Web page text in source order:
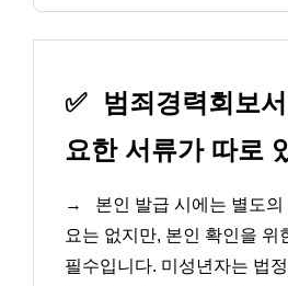
✅
범죄경력회보
요한 서류가 따로
→
본인 발급 시에는 별도
요는 없지만, 본인 확인을 위
필수입니다. 미성년자는 법